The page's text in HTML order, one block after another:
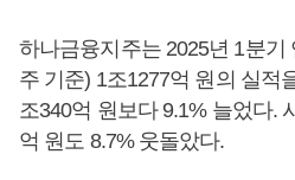
하나금융지주는 2025년 1분기
주 기준) 1조1277억 원의 실적
조340억 원보다 9.1% 늘었다.
억 원도 8.7% 웃돌았다.